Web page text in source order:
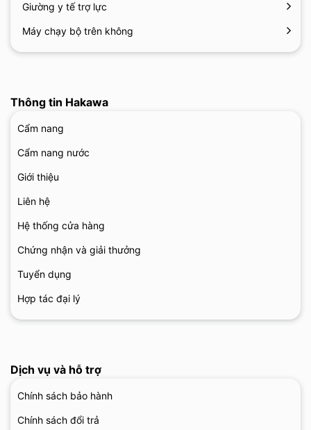
Giường y tế trợ lực
Máy chạy bộ trên không
Thông tin Hakawa
Cẩm nang
Cẩm nang nước
Giới thiệu
Liên hệ
Hệ thống cửa hàng
Chứng nhận và giải thưởng
Tuyển dụng
Hợp tác đại lý
Dịch vụ và hỗ trợ
Chính sách bảo hành
Chính sách đổi trả